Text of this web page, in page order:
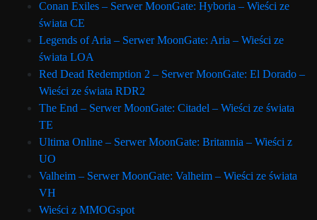
Conan Exiles – Serwer MoonGate: Hyboria – Wieści ze
świata CE
Legends of Aria – Serwer MoonGate: Aria – Wieści ze
świata LOA
Red Dead Redemption 2 – Serwer MoonGate: El Dorado –
Wieści ze świata RDR2
The End – Serwer MoonGate: Citadel – Wieści ze świata
TE
Ultima Online – Serwer MoonGate: Britannia – Wieści z
UO
Valheim – Serwer MoonGate: Valheim – Wieści ze świata
VH
Wieści z MMOGspot